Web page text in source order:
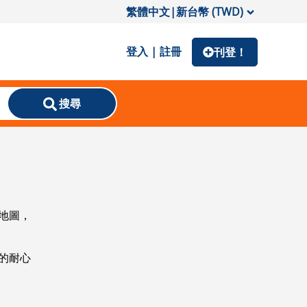
繁體中文|新台幣 (TWD)
登入 | 註冊 刊登！
搜尋
圖，
耐心